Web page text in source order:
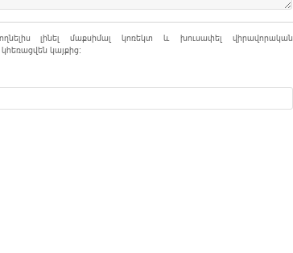
լինել մաքսիմալ կոռեկտ և խուսափել վիրավորական
կայքից: